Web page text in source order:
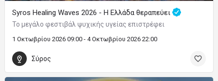
Syros Healing Waves 2026 - Η Ελλάδα θεραπεύει
Το μεγάλο φεστιβάλ ψυχικής υγείας επιστρέφει
1 Οκτωβρίου 2026 09:00 - 4 Οκτωβρίου 2026 22:00
Σύρος